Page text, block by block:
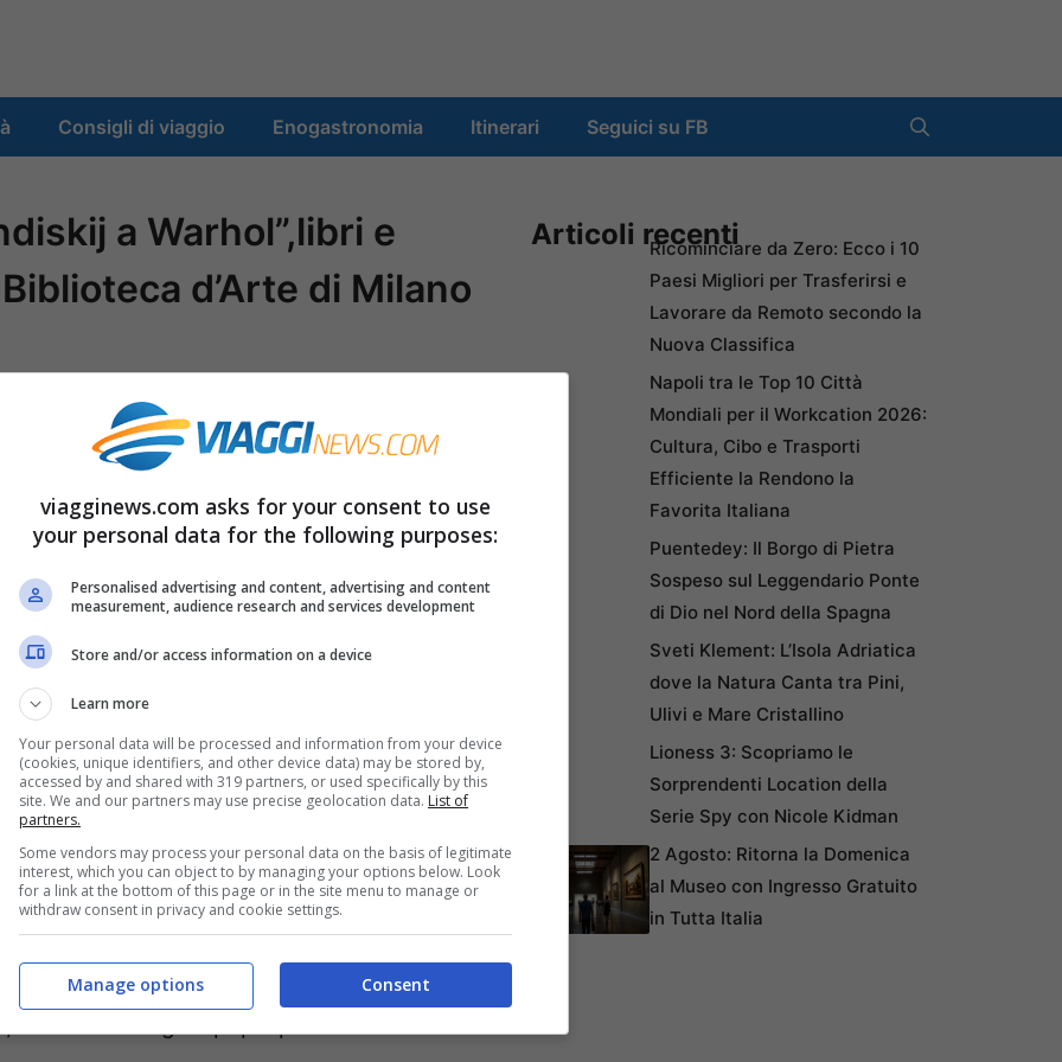
Consigli di viaggio Enogastronomia Itinerari Seguici su FB
a Warhol”,libri e
d’Arte di Milano
A WARHOL\ROMA-Dal 7 luglio al 25
Castello Sforzesco , la mostra“Da Kandinskij
provenienti dalle raccolte della civica
percorso dal primo dopoguerra ai
autori e correnti che hanno svolto
non soltanto italiana:
Kandinskij,
Mirò, Tanguy, Munari, Fontana, Manzù,
Warhol, Haring
cartaceo e con tecniche artistiche varie:
linoleografia, puntasecca, acquaforte,
composizione a computer e tecniche
letterari illustrati e libri-manifesto, volumi
In particolare si segnalanoKleine Weltendi
astratte risalenti al periodo in cui l’artista
e la prima edizione
dell’Andy Warhol’s
inserti a collage e pop-up.
Articoli recentiRicominciare da Zero: Ecco i 10
Paesi Migliori per Trasferirsi e
Lavorare da Remoto secondo la
Nuova Classifica
Napoli tra le Top 10 Città
Mondiali per il Workcation 2026:
Cultura, Cibo e Trasporti
Efficiente la Rendono la
Favorita Italiana
Puentedey: Il Borgo di Pietra
Sospeso sul Leggendario Ponte
di Dio nel Nord della Spagna
Sveti Klement: L’Isola Adriatica
dove la Natura Canta tra Pini,
Ulivi e Mare Cristallino
Lioness 3: Scopriamo le
Sorprendenti Location della
Serie Spy con Nicole Kidman
2 Agosto: Ritorna la Domenica
al Museo con Ingresso Gratuito
in Tutta Italia
viagginews.com asks for your consent to use
your personal data for the following purposes:
Personalised advertising and content, advertising and content
measurement, audience research and services development
Store and/or access information on a device
Learn more
Your personal data will be processed and information from your device
(cookies, unique identifiers, and other device data) may be stored by,
accessed by and shared with 319 partners, or used specifically by this
site. We and our partners may use precise geolocation data. List of
partners.
Some vendors may process your personal data on the basis of legitimate
interest, which you can object to by managing your options below. Look
for a link at the bottom of this page or in the site menu to manage or
withdraw consent in privacy and cookie settings.
Consent
Manage options